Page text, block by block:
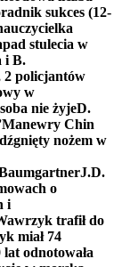
sukces (12-
stulecia w
i B.
2 policjantów
w
nie żyjeD.
Manewry Chin
nożem w
J.D.
o
i
trafił do
miał 74
odnotowała